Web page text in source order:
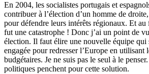
En 2004, les socialistes portugais et
contribuer à l’élection d’un homme de
pour défendre leurs intérêts régionaux. Et au
fut une catastrophe ! Donc j’ai un point de
élection. Il faut élire une nouvelle équipe
engagée pour redresser l’Europe en utilisant
budgétaires. Je ne suis pas le seul à le
politiques penchent pour cette solution.